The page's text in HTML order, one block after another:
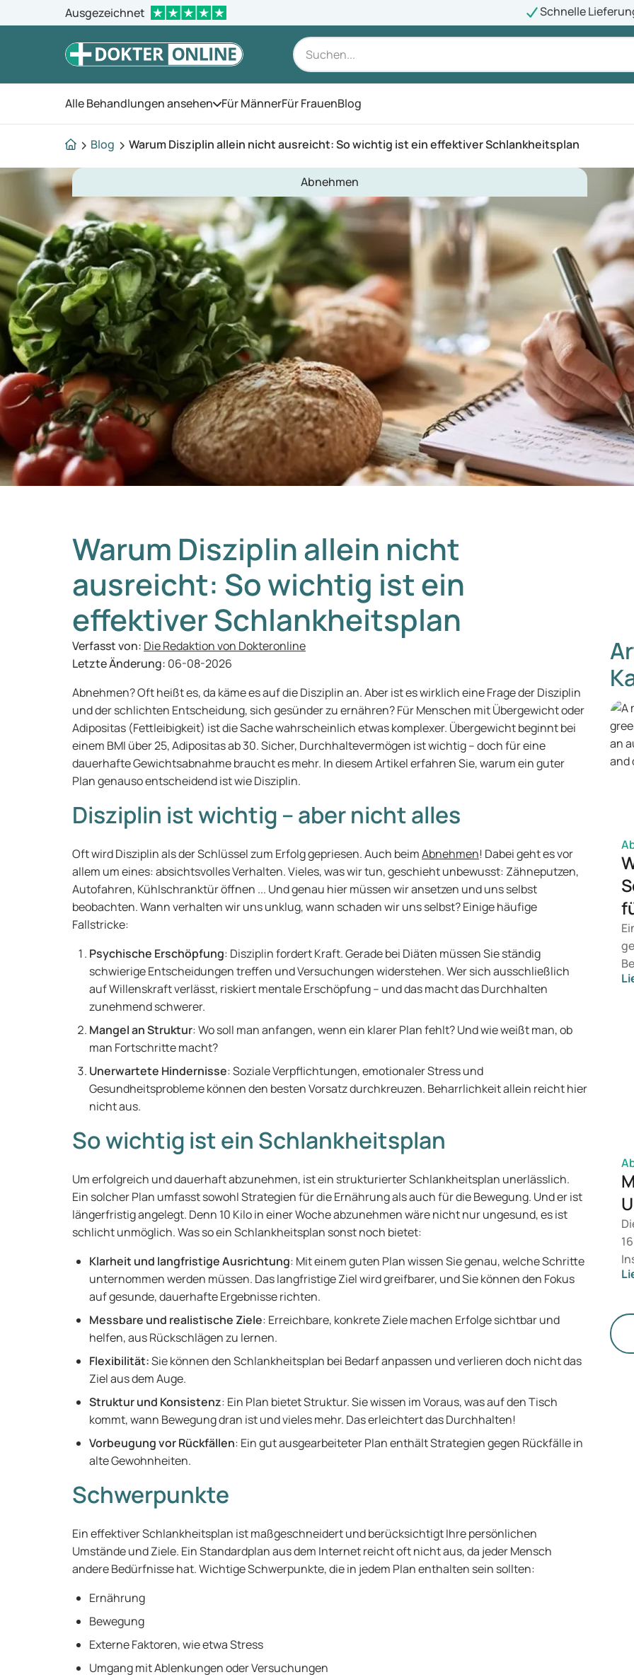
Ausgezeichnet Schnelle
Alle Behandlungen ansehen Öffnen Sie das Menü
Für MännerFür FrauenBlog
Blog Warum Disziplin allein nicht ausreicht: So wichtig ist ein effektiver Schlankheitsplan
Abnehmen
Warum Disziplin allein nicht
ausreicht: So wichtig ist ein
effektiver Schlankheitsplan
Verfasst von: Die Redaktion von Dokteronline
Letzte Änderung: 06-08-2026
Abnehmen? Oft heißt es, da käme es auf die Disziplin an. Aber ist es wirklich eine Frage der Disziplin
und der schlichten Entscheidung, sich gesünder zu ernähren? Für Menschen mit Übergewicht oder
Adipositas (Fettleibigkeit) ist die Sache wahrscheinlich etwas komplexer. Übergewicht beginnt bei
einem BMI über 25, Adipositas ab 30. Sicher, Durchhaltevermögen ist wichtig – doch für eine
dauerhafte Gewichtsabnahme braucht es mehr. In diesem Artikel erfahren Sie, warum ein guter
Plan genauso entscheidend ist wie Disziplin.
Disziplin ist wichtig – aber nicht alles
Oft wird Disziplin als der Schlüssel zum Erfolg gepriesen. Auch beimAbnehmen! Dabei geht es vor
allem um eines: absichtsvolles Verhalten. Vieles, was wir tun, geschieht unbewusst: Zähneputzen,
Autofahren, Kühlschranktür öffnen ... Und genau hier müssen wir ansetzen und uns selbst
beobachten. Wann verhalten wir uns unklug, wann schaden wir uns selbst? Einige häufige
Fallstricke:
Psychische Erschöpfung: Disziplin fordert Kraft. Gerade bei Diäten müssen Sie ständig
schwierige Entscheidungen treffen und Versuchungen widerstehen. Wer sich ausschließlich
auf Willenskraft verlässt, riskiert mentale Erschöpfung – und das macht das Durchhalten
zunehmend schwerer.
Mangel an Struktur: Wo soll man anfangen, wenn ein klarer Plan fehlt? Und wie weißt man, ob
man Fortschritte macht?
Unerwartete Hindernisse: Soziale Verpflichtungen, emotionaler Stress und
Gesundheitsprobleme können den besten Vorsatz durchkreuzen. Beharrlichkeit allein reicht hier
nicht aus.
So wichtig ist ein Schlankheitsplan
Um erfolgreich und dauerhaft abzunehmen, ist ein strukturierter Schlankheitsplan unerlässlich.
Ein solcher Plan umfasst sowohl Strategien für die Ernährung als auch für die Bewegung. Und er ist
längerfristig angelegt. Denn 10 Kilo in einer Woche abzunehmen wäre nicht nur ungesund, es ist
schlicht unmöglich. Was so ein Schlankheitsplan sonst noch bietet:
Klarheit und langfristige Ausrichtung: Mit einem guten Plan wissen Sie genau, welche Schritte
unternommen werden müssen. Das langfristige Ziel wird greifbarer, und Sie können den Fokus
auf gesunde, dauerhafte Ergebnisse richten.
Messbare und realistische Ziele: Erreichbare, konkrete Ziele machen Erfolge sichtbar und
helfen, aus Rückschlägen zu lernen.
Flexibilität:Sie können den Schlankheitsplan bei Bedarf anpassen und verlieren doch nicht das
Ziel aus dem Auge.
Struktur und Konsistenz: Ein Plan bietet Struktur. Sie wissen im Voraus, was auf den Tisch
kommt, wann Bewegung dran ist und vieles mehr. Das erleichtert das Durchhalten!
Vorbeugung vor Rückfällen: Ein gut ausgearbeiteter Plan enthält Strategien gegen Rückfälle in
alte Gewohnheiten.
Schwerpunkte
Ein effektiver Schlankheitsplan ist maßgeschneidert und berücksichtigt Ihre persönlichen
Umstände und Ziele. Ein Standardplan aus dem Internet reicht oft nicht aus, da jeder Mensch
andere Bedürfnisse hat. Wichtige Schwerpunkte, die in jedem Plan enthalten sein sollten:
Ernährung
Bewegung
Externe Faktoren, wie etwa Stress
Umgang mit Ablenkungen oder Versuchungen